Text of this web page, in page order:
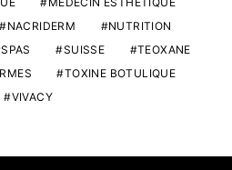
NACRIDERM
NUTRITION
SPAS SUISSE
TEOXANE
TOXINE BOTULIQUE
VIVACY